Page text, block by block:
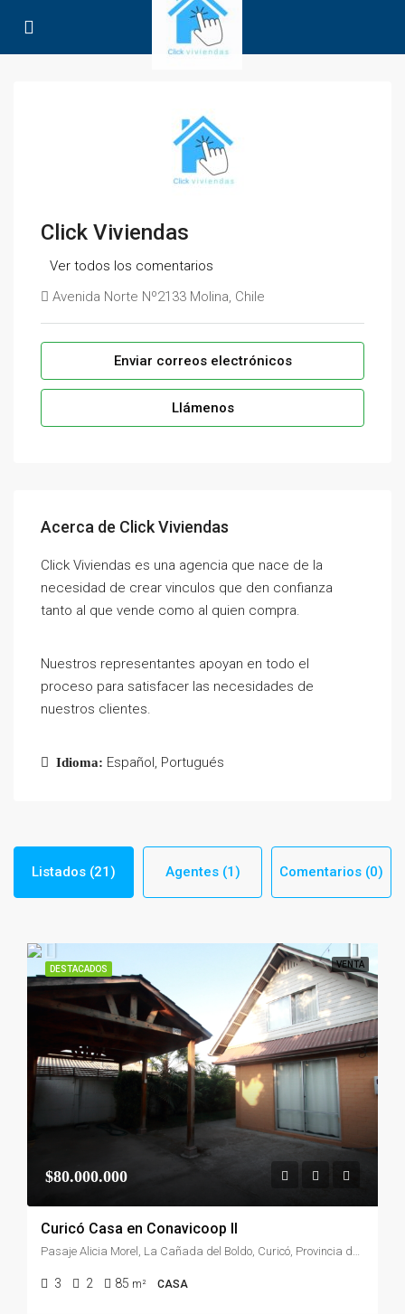
Click Viviendas
Ver todos los comentarios
Avenida Norte Nº2133 Molina, Chile
Enviar correos electrónicos
Llámenos
Acerca de Click Viviendas
Click Viviendas es una agencia que nace de la
necesidad de crear vinculos que den confianza
tanto al que vende como al quien compra.
Nuestros representantes apoyan en todo el
proceso para satisfacer las necesidades de
nuestros clientes.
Idioma: Español, Portugués
Listados (21) Agentes (1) Comentarios (0)
DESTACADOS VENTA
$80.000.000
Curicó Casa en Conavicoop II
Pasaje Alicia Morel, La Cañada del Boldo, Curicó, Provincia de Curicó, Región del Maule, 3340814, Chile
3 2 85 m² CASA